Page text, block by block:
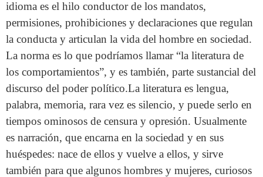
idioma es el hilo conductor de los mandatos,
permisiones, prohibiciones y declaraciones que regulan
la conducta y articulan la vida del hombre en sociedad.
La norma es lo que podríamos llamar “la literatura de
los comportamientos”, y es también, parte sustancial del
discurso del poder político.La literatura es lengua,
palabra, memoria, rara vez es silencio, y puede serlo en
tiempos ominosos de censura y opresión. Usualmente
es narración, que encarna en la sociedad y en sus
huéspedes: nace de ellos y vuelve a ellos, y sirve
también para que algunos hombres y mujeres, curiosos